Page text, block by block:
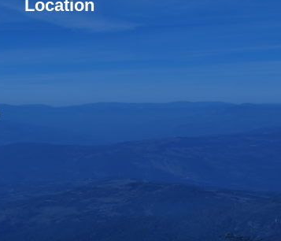
Location